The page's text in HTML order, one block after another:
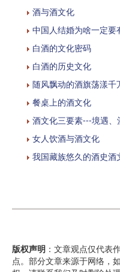
酒与酒文化
中国人结婚为啥一定
白酒的文化密码
白酒的历史文化
随风飘动的酒旗荡漾千
餐桌上的酒文化
酒文化三要素---境遇、
女人饮酒与酒文化
我国藏族悠久的酒史酒
版权声明 ：文章观点仅代表
点。部分文章来源于网络，